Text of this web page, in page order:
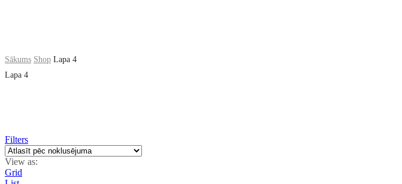
Sākums Shop Lapa 4
Lapa 4
Filters
View as:
Grid